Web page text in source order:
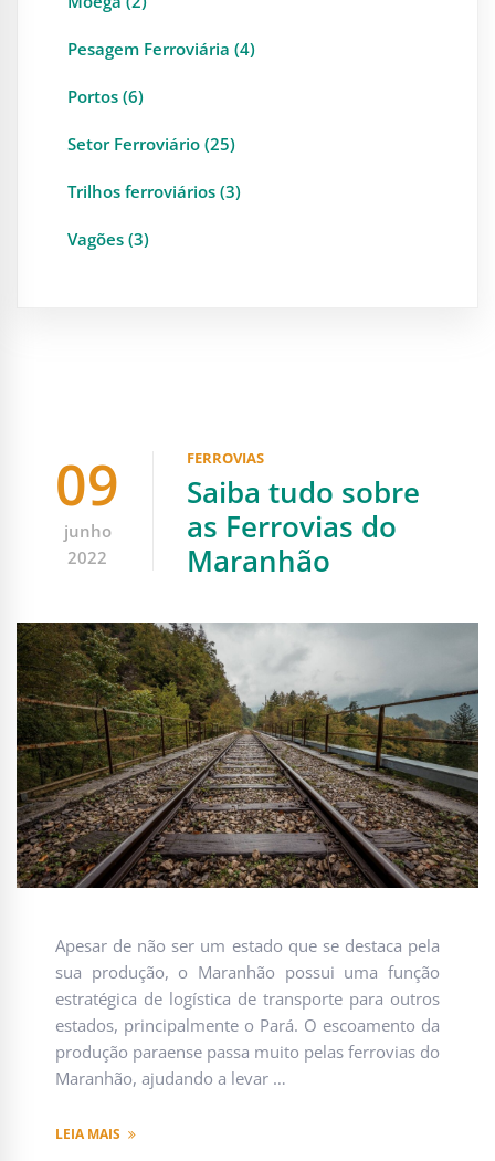
Pesagem Ferroviária (4)
Portos (6)
Setor Ferroviário (25)
Trilhos ferroviários (3)
Vagões (3)
09
junho
2022
FERROVIAS
Saiba tudo sobre
as Ferrovias do
Maranhão
Apesar de não ser um estado que se destaca pela
sua produção, o Maranhão possui uma função
estratégica de logística de transporte para outros
estados, principalmente o Pará. O escoamento da
produção paraense passa muito pelas ferrovias do
Maranhão, ajudando a levar …
LEIA MAIS